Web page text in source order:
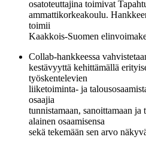
osatoteuttajina toimivat
ammattikorkeakoulu.
toimii
Kaakkois-Suomen
Collab-hankkeessa
kestävyyttä kehittämällä
työskentelevien
liiketoiminta- ja
osaajia
tunnistamaan, sanoittamaan ja
alainen osaamisensa
sekä tekemään sen arvo